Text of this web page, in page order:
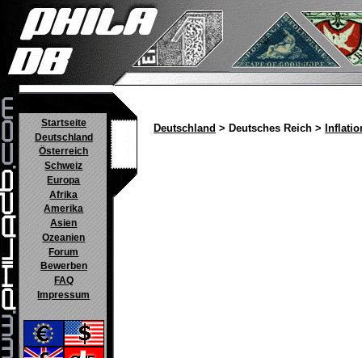
Startseite
Deutschland
Österreich
Schweiz
Europa
Afrika
Amerika
Asien
Ozeanien
Forum
Bewerben
FAQ
Impressum
Deutschland > Deutsches Reich >